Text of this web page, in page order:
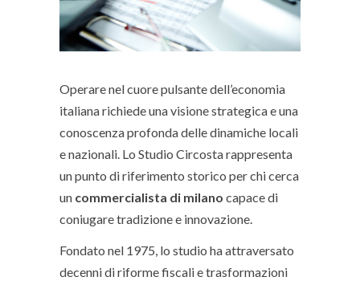
Operare nel cuore pulsante dell’economia
italiana richiede una visione strategica e una
conoscenza profonda delle dinamiche locali
e nazionali. Lo Studio Circosta rappresenta
un punto di riferimento storico per chi cerca
un commercialista di milano capace di
coniugare tradizione e innovazione.
Fondato nel 1975, lo studio ha attraversato
decenni di riforme fiscali e trasformazioni